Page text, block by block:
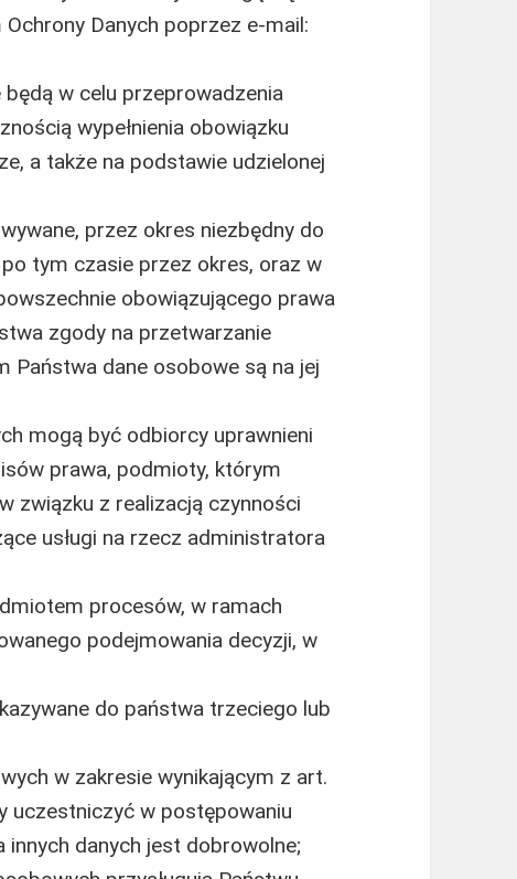
Danych poprzez e-mail:
w celu przeprowadzenia
wypełnienia obowiązku
a także na podstawie udzielonej
przez okres niezbędny do
tym czasie przez okres, oraz w
obowiązującego prawa
zgody na przetwarzanie
Państwa dane osobowe są na jej
mogą być odbiorcy uprawnieni
prawa, podmioty, którym
związku z realizacją czynności
usługi na rzecz administratora
procesów, w ramach
podejmowania decyzji, w
do państwa trzeciego lub
w zakresie wynikającym z art.
uczestniczyć w postępowaniu
danych jest dobrowolne;